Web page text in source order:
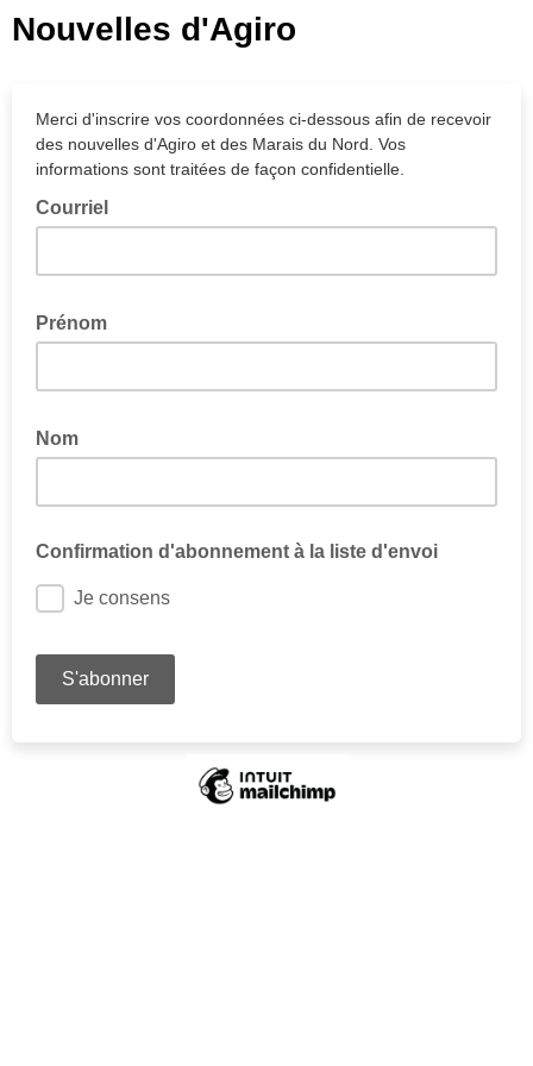
Nouvelles d'Agiro
Merci d'inscrire vos coordonnées ci-dessous afin de recevoir
des nouvelles d'Agiro et des Marais du Nord. Vos
informations sont traitées de façon confidentielle.
Courriel
Prénom
Nom
Confirmation d'abonnement à la liste d'envoi
Je consens